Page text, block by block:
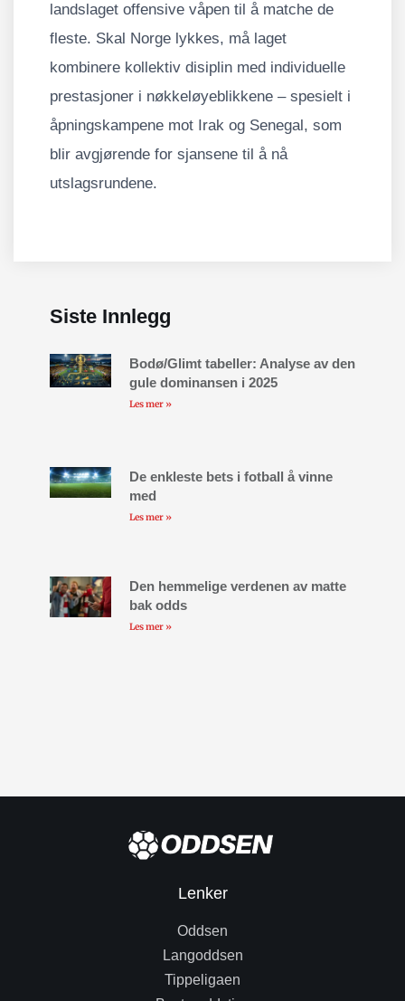
landslaget offensive våpen til å matche de
fleste. Skal Norge lykkes, må laget
kombinere kollektiv disiplin med individuelle
prestasjoner i nøkkeløyeblikkene – spesielt i
åpningskampene mot Irak og Senegal, som
blir avgjørende for sjansene til å nå
utslagsrundene.
Siste Innlegg
Bodø/Glimt tabeller: Analyse av den
gule dominansen i 2025
Les mer »
De enkleste bets i fotball å vinne
med
Les mer »
Den hemmelige verdenen av matte
bak odds
Les mer »
Lenker
Oddsen
Langoddsen
Tippeligaen